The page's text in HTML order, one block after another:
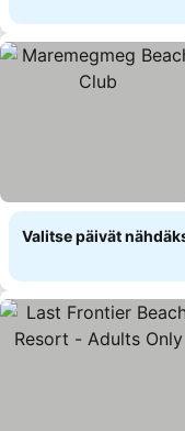
Valitse päivät